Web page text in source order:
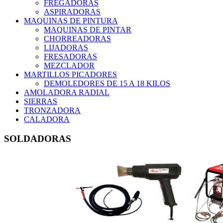
FREGADORAS
ASPIRADORAS
MAQUINAS DE PINTURA
MAQUINAS DE PINTAR
CHORREADORAS
LIJADORAS
FRESADORAS
MEZCLADOR
MARTILLOS PICADORES
DEMOLEDORES DE 15 A 18 KILOS
AMOLADORA RADIAL
SIERRAS
TRONZADORA
CALADORA
SOLDADORAS